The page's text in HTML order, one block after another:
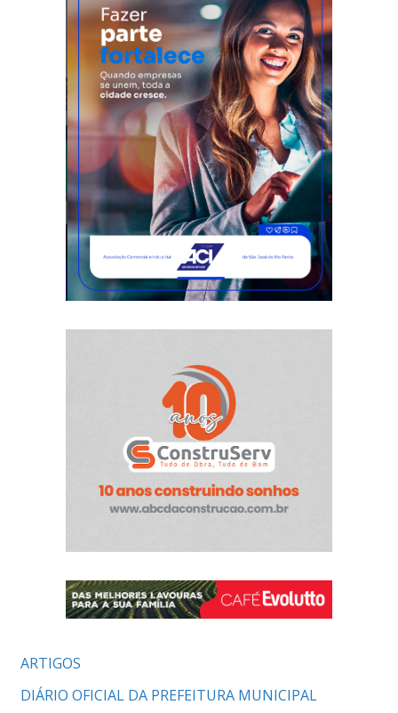
ARTIGOS
DIÁRIO OFICIAL DA PREFEITURA MUNICIPAL